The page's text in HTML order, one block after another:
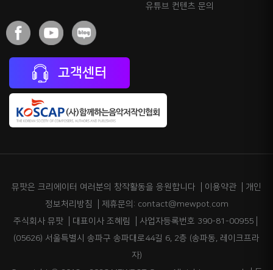
유튜브 컨텐츠 문의
고객센터
뮤팟은 크리에이터 여러분의 창작활동을 응원합니다 이용약관
개인
정보처리방침
제휴문의: contact@mewpot.com
주식회사 뮤팟
대표이사 조혜림
사업자등록번호 390-81-00955
(05626) 서울특별시 송파구 송파대로44길 6, 2층 (송파동, 레이크프라
자)